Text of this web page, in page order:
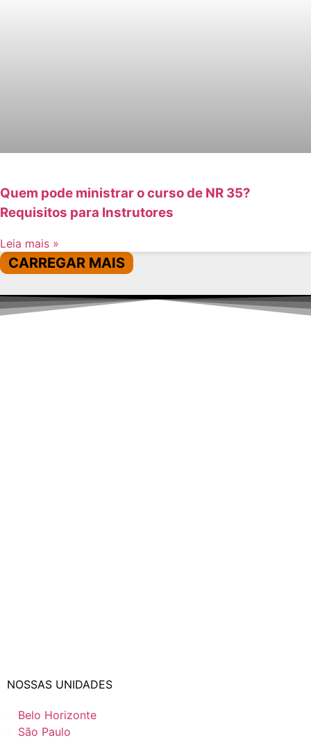
Quem pode ministrar o curso de NR 35?
Requisitos para Instrutores
Leia mais »
CARREGAR MAIS
NOSSAS UNIDADES
Belo Horizonte
São Paulo